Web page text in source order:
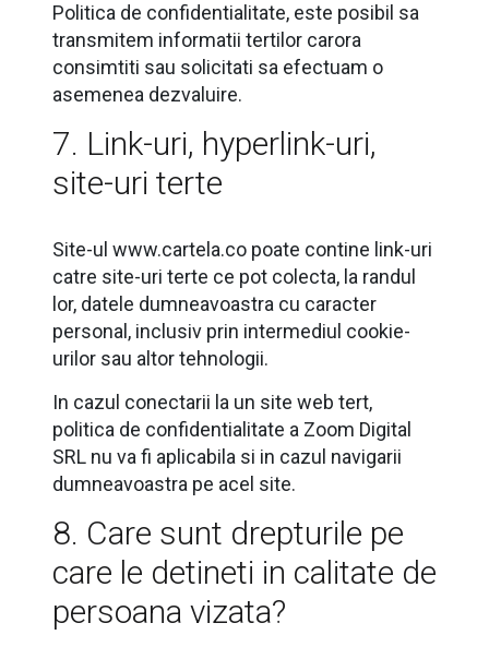
Politica de confidentialitate, este posibil sa
transmitem informatii tertilor carora
consimtiti sau solicitati sa efectuam o
asemenea dezvaluire.
7. Link-uri, hyperlink-uri,
site-uri terte
Site-ul www.cartela.co poate contine link-uri
catre site-uri terte ce pot colecta, la randul
lor, datele dumneavoastra cu caracter
personal, inclusiv prin intermediul cookie-
urilor sau altor tehnologii.
In cazul conectarii la un site web tert,
politica de confidentialitate a Zoom Digital
SRL nu va fi aplicabila si in cazul navigarii
dumneavoastra pe acel site.
8. Care sunt drepturile pe
care le detineti in calitate de
persoana vizata?